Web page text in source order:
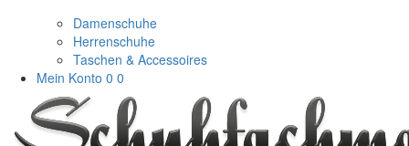
Damenschuhe
Herrenschuhe
Taschen & Accessoires
Mein Konto 0 0